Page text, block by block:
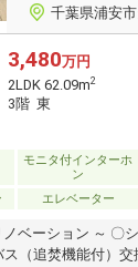
千葉県浦安
3,480万円
2LDK 62.09m2
3階 東
モニタ付インターホ
ン
エレベーター
ノベーション ～ 〇
（追焚機能付）交